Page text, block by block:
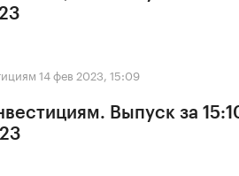
14 фев 2023, 15:09
Выпуск за